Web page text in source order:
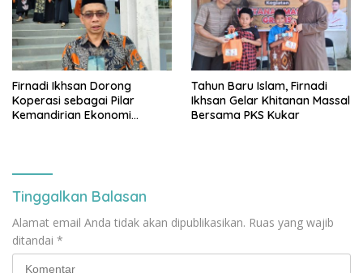
Firnadi Ikhsan Dorong
Koperasi sebagai Pilar
Kemandirian Ekonomi
Tahun Baru Islam, Firnadi
Ikhsan Gelar Khitanan Massal
Bersama PKS Kukar
Tinggalkan Balasan
Alamat email Anda tidak akan dipublikasikan. Ruas yang wajib
ditandai *